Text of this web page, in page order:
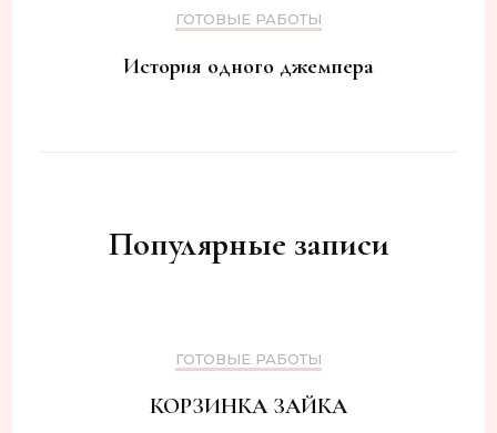
ГОТОВЫЕ РАБОТЫ
История одного джемпера
Популярные записи
ГОТОВЫЕ РАБОТЫ
КОРЗИНКА ЗАЙКА